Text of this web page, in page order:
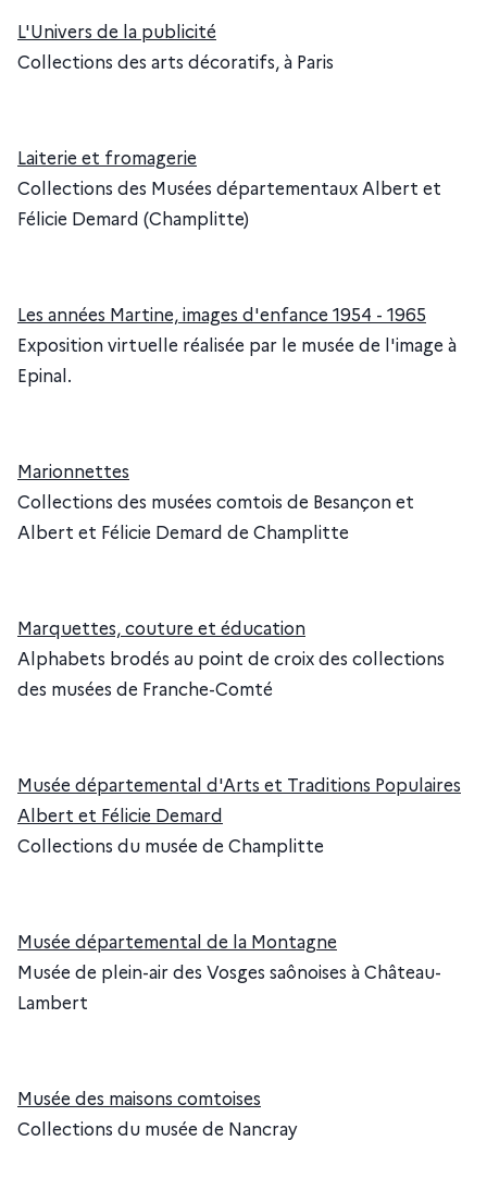
L'Univers de la publicité
Collections des arts décoratifs, à Paris
Laiterie et fromagerie
Collections des Musées départementaux Albert et
Félicie Demard (Champlitte)
Les années Martine, images d'enfance 1954 - 1965
Exposition virtuelle réalisée par le musée de l'image à
Epinal.
Marionnettes
Collections des musées comtois de Besançon et
Albert et Félicie Demard de Champlitte
Marquettes, couture et éducation
Alphabets brodés au point de croix des collections
des musées de Franche-Comté
Musée départemental d'Arts et Traditions Populaires
Albert et Félicie Demard
Collections du musée de Champlitte
Musée départemental de la Montagne
Musée de plein-air des Vosges saônoises à Château-
Lambert
Musée des maisons comtoises
Collections du musée de Nancray